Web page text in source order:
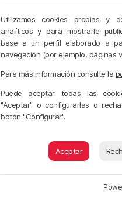
Utilizamos cookies propias y
analíticos y para mostrarle
base a un perfil elaborado a
navegación (por ejemplo, páginas
Para más información consulte la
Puede aceptar todas las
"Aceptar" o configurarlas o
botón "Configurar".
Aceptar